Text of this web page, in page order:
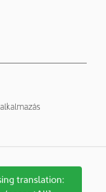
a HÍRLEVELEK-be
translation: